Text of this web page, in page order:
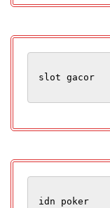
slot gacor
idn poker